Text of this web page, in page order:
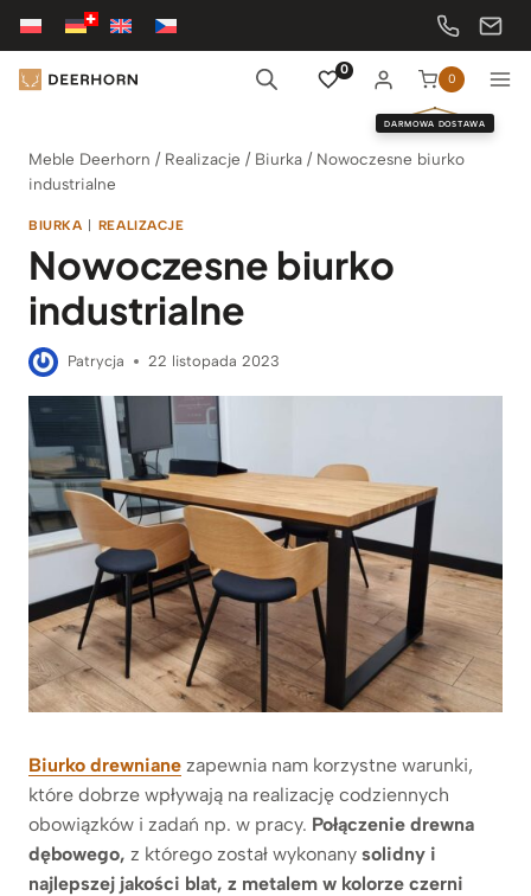
Przejdź
treści
0
0
DARMOWA DOSTAWA
Meble Deerhorn / Realizacje / Biurka / Nowoczesne biurko
industrialne
BIURKA | REALIZACJE
Nowoczesne biurko
industrialne
Patrycja 22 listopada 2023
Biurko drewniane zapewnia nam korzystne warunki,
które dobrze wpływają na realizację codziennych
obowiązków i zadań np. w pracy. Połączenie drewna
dębowego, z którego został wykonany solidny i
najlepszej jakości blat, z metalem w kolorze czerni